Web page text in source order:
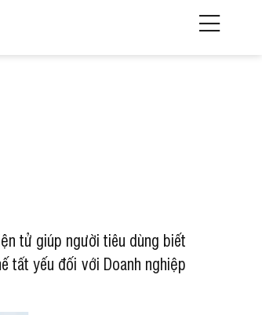
tử giúp người tiêu dùng biết
tất yếu đối với Doanh nghiệp